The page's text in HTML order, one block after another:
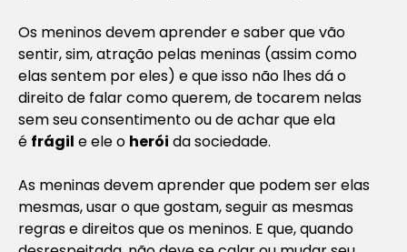
Os meninos devem aprender e saber que vão
sentir, sim, atração pelas meninas (assim como
elas sentem por eles) e que isso não lhes dá o
direito de falar como querem, de tocarem nelas
sem seu consentimento ou de achar que ela
é frágil e ele o herói da sociedade.
As meninas devem aprender que podem ser elas
mesmas, usar o que gostam, seguir as mesmas
regras e direitos que os meninos. E que, quando